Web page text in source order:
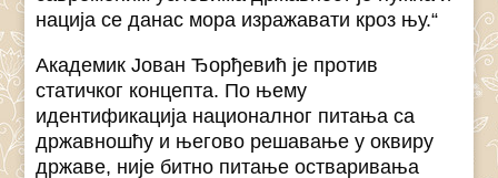
нација се данас мора изражавати кроз њу.“
Академик Јован Ђорђевић је против
статичког концепта. По њему
идентификација националног питања са
државношћу и његово решавање у оквиру
државе, није битно питање остваривања